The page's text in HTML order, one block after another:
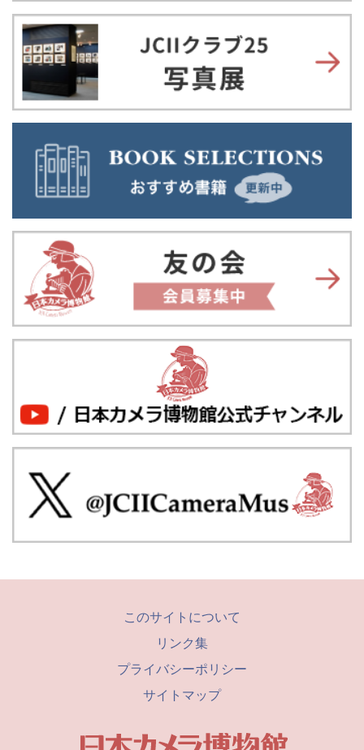
このサイトについて
リンク集
プライバシーポリシー
サイトマップ